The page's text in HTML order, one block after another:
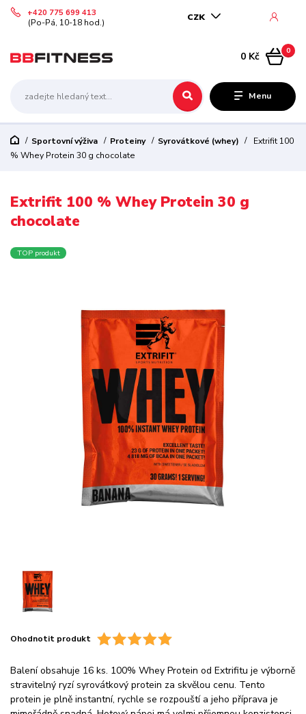
Menu
CZK
+420 775 699 413
(Po-Pá, 10-18 hod.)
0
0 Kč
Sportovní výživa Proteiny Syrovátkové (whey)
Extrifit 100
% Whey Protein 30 g chocolate
Extrifit 100 % Whey Protein 30 g
chocolate
TOP produkt
Ohodnotit produkt
Balení obsahuje 16 ks. 100% Whey Protein od Extrifitu je výborně
stravitelný ryzí syrovátkový protein za skvělou cenu. Tento
protein je plně instantní, rychle se rozpouští a jeho příprava je